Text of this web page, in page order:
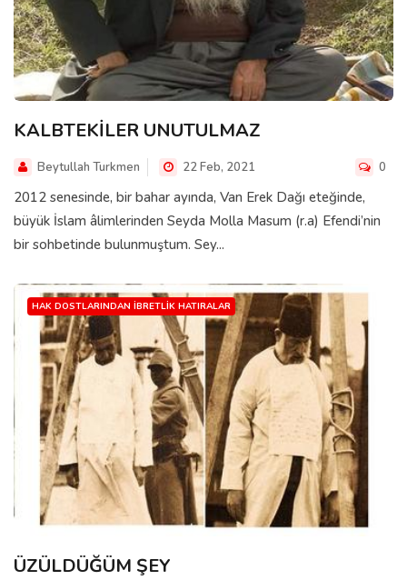
KALBTEKİLER UNUTULMAZ
Beytullah Turkmen 22 Feb, 2021 0
2012 senesinde, bir bahar ayında, Van Erek Dağı eteğinde,
büyük İslam âlimlerinden Seyda Molla Masum (r.a) Efendi’nin
bir sohbetinde bulunmuştum. Sey...
HAK DOSTLARINDAN İBRETLIK HATIRALAR
ÜZÜLDÜĞÜM ŞEY